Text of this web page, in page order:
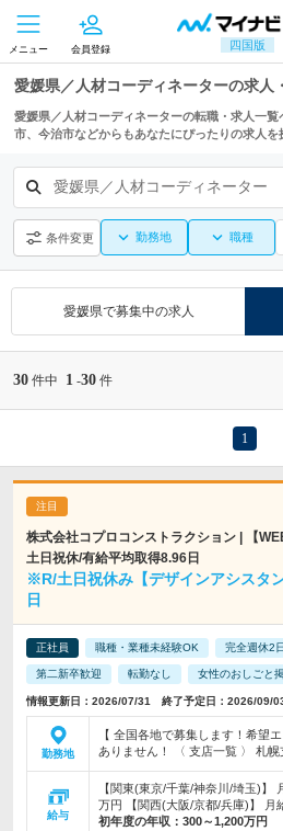
四国版
メニュー 会員登録
愛媛県／人材コーディネーターの求人
愛媛県／人材コーディネーターの転職・求人一
市、今治市などからもあなたにぴったりの求人を
愛媛県／人材コーディネーター
条件変更 勤務地 職種
愛媛県で募集中の求人
30 件中 1 -30 件
1
株式会社コプロコンストラクション | 【
土日祝休/有給平均取得8.96日
※R/土日祝休み【デザインアシスタ
日
正社員 職種・業種未経験OK 完全週休2
第二新卒歓迎 転勤なし 女性のおしごと
情報更新日：2026/07/31 終了予定日：2026/09/
勤務地
【 全国各地で募集します！希望
ありません！ 〈 支店一覧 〉 札幌
給与
【関東(東京/千葉/神奈川/埼玉)】
万円 【関西(大阪/京都/兵庫)】 月
初年度の年収： 300～1,200万円